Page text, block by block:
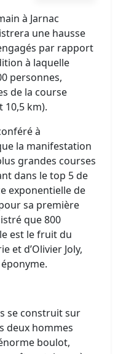
à Jarnac
une hausse
par rapport
à laquelle
personnes,
de la course
km).
à
la manifestation
grandes courses
dans le top 5 de
exponentielle de
sa première
que 800
est le fruit du
et d’Olivier Joly,
se construit sur
deux hommes
boulot,